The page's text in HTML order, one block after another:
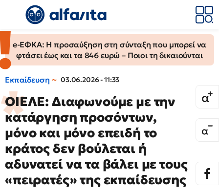
e-ΕΦΚΑ: Η προσαύξηση στη σύνταξη που μπορεί να
φτάσει έως και τα 846 ευρώ – Ποιοι τη δικαιούνται
Εκπαίδευση 03.06.2026 - 11:33
ΟΙΕΛΕ: Διαφωνούμε με την
κατάργηση προσόντων,
μόνο και μόνο επειδή το
κράτος δεν βούλεται ή
αδυνατεί να τα βάλει με τους
«πειρατές» της εκπαίδευσης